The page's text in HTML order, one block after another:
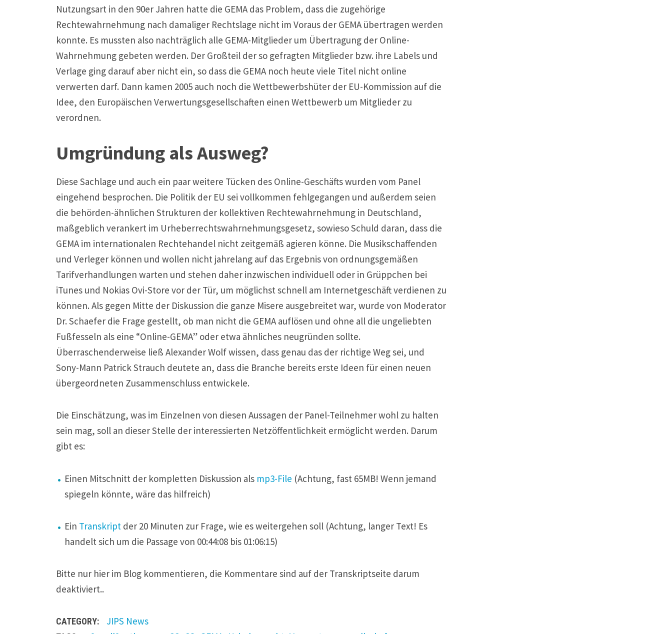
Nutzungsart in den 90er Jahren hatte die GEMA das Problem, dass die zugehörige
Rechtewahrnehmung nach damaliger Rechtslage nicht im Voraus der GEMA übertragen werden
konnte. Es mussten also nachträglich alle GEMA-Mitglieder um Übertragung der Online-
Wahrnehmung gebeten werden. Der Großteil der so gefragten Mitglieder bzw. ihre Labels und
Verlage ging darauf aber nicht ein, so dass die GEMA noch heute viele Titel nicht online
verwerten darf. Dann kamen 2005 auch noch die Wettbewerbshüter der EU-Kommission auf die
Idee, den Europäischen Verwertungsgesellschaften einen Wettbewerb um Mitglieder zu
verordnen.
Umgründung als Ausweg?
Diese Sachlage und auch ein paar weitere Tücken des Online-Geschäfts wurden vom Panel
eingehend besprochen. Die Politik der EU sei vollkommen fehlgegangen und außerdem seien
die behörden-ähnlichen Strukturen der kollektiven Rechtewahrnehmung in Deutschland,
maßgeblich verankert im Urheberrechtswahrnehmungsgesetz, sowieso Schuld daran, dass die
GEMA im internationalen Rechtehandel nicht zeitgemäß agieren könne. Die Musikschaffenden
und Verleger können und wollen nicht jahrelang auf das Ergebnis von ordnungsgemäßen
Tarifverhandlungen warten und stehen daher inzwischen individuell oder in Grüppchen bei
iTunes und Nokias Ovi-Store vor der Tür, um möglichst schnell am Internetgeschäft verdienen zu
können. Als gegen Mitte der Diskussion die ganze Misere ausgebreitet war, wurde von Moderator
Dr. Schaefer die Frage gestellt, ob man nicht die GEMA auflösen und ohne all die ungeliebten
Fußfesseln als eine “Online-GEMA” oder etwa ähnliches neugründen sollte.
Überraschenderweise ließ Alexander Wolf wissen, dass genau das der richtige Weg sei, und
Sony-Mann Patrick Strauch deutete an, dass die Branche bereits erste Ideen für einen neuen
übergeordneten Zusammenschluss entwickele.
Die Einschätzung, was im Einzelnen von diesen Aussagen der Panel-Teilnehmer wohl zu halten
sein mag, soll an dieser Stelle der interessierten Netzöffentlichkeit ermöglicht werden. Darum
gibt es:
Einen Mitschnitt der kompletten Diskussion als mp3-File (Achtung, fast 65MB! Wenn jemand
spiegeln könnte, wäre das hilfreich)
Ein Transkript der 20 Minuten zur Frage, wie es weitergehen soll (Achtung, langer Text! Es
handelt sich um die Passage von 00:44:08 bis 01:06:15)
Bitte nur hier im Blog kommentieren, die Kommentare sind auf der Transkriptseite darum
deaktiviert..
CATEGORY: JIPS News